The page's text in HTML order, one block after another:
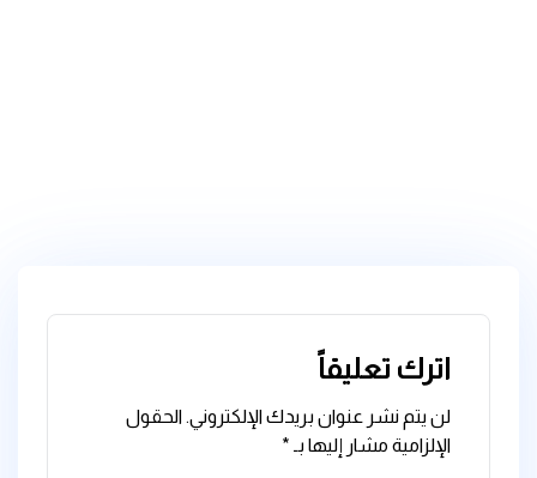
اترك تعليقاً
لن يتم نشر عنوان بريدك الإلكتروني.الحقول
الإلزامية مشار إليها بـ*